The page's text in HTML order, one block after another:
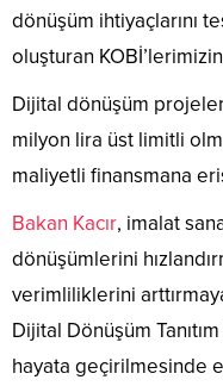
dönüşüm ihtiyaçlarını
oluşturan
Dijital dönüşüm
milyon lira üst limitli
maliyetli finansmana
Bakan Kacır, imalat
dönüşümlerini
verimliliklerini
Dijital Dönüşüm
hayata geçirilmesinde